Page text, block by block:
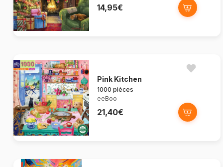
14,95€
Pink Kitchen
1000 pièces
eeBoo
21,40€